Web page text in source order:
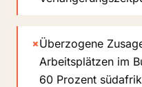
×Überzogene
Arbeitsplätzen im
60 Prozent